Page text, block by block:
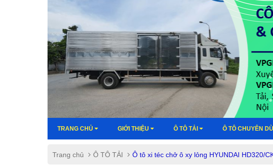
TRANG CHỦ GIỚI THIỆU Ô TÔ TẢI Ô TÔ CHUYÊN
Trang chủ Ô TÔ TẢI Ô tô xi téc chở ô xy lỏng HYUNDAI HD320/